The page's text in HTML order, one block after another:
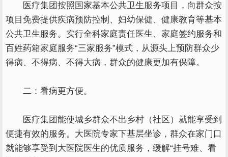
医疗集团按照国家基本公共卫生服务项目，向群众按
项目免费提供疾病预防控制、妇幼保健、健康教育等基本
公共卫生服务。实行全科家庭责任医生、家庭签约服务和
百姓药箱家庭服务“三家服务”模式，从源头上预防群众少
得病、不得病、不得大病，群众的健康更加有保障。
二：看病更方便。
医疗集团能使城乡群众不出乡村（社区）就能享受到
便捷有效的服务。大医院专家下基层坐诊，群众在家门口
就能够享受到大医院医生的优质服务，缓解“挂号难、看